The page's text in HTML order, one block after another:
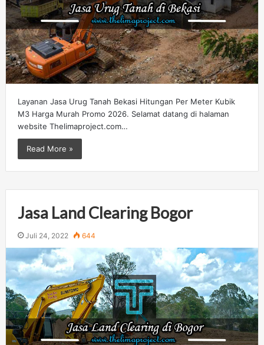
Layanan Jasa Urug Tanah Bekasi Hitungan Per Meter Kubik
M3 Harga Murah Promo 2026. Selamat datang di halaman
website Thelimaproject.com…
Read More »
Jasa Land Clearing Bogor
Juli 24, 2022 644